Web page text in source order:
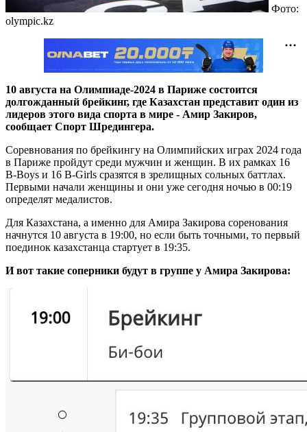
Фото:
olympic.kz
10 августа на Олимпиаде-2024 в Париже состоится
долгожданный брейкинг, где Казахстан представит один из
лидеров этого вида спорта в мире - Амир Закиров,
сообщает Спорт Шредингера.
Соревнования по брейкингу на Олимпийских играх 2024 года
в Париже пройдут среди мужчин и женщин. В их рамках 16
B-Boys и 16 B-Girls сразятся в зрелищных сольных баттлах.
Первыми начали женщины и они уже сегодня ночью в 00:19
определят медалистов.
Для Казахстана, а именно для Амира Закирова соренования
начнутся 10 августа в 19:00, но если быть точными, то первый
поединок казахстанца стартует в 19:35.
И вот такие соперники будут в группе у Амира Закирова: